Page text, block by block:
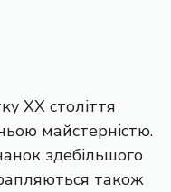
XX століття
майстерністю.
здебільшого
також